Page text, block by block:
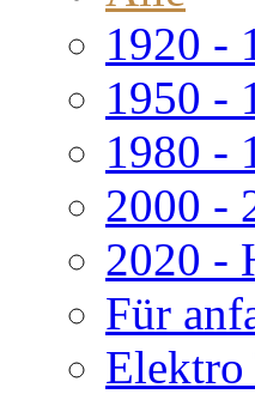
1920 -
1950 -
1980 -
2000 -
2020 -
Für
Elektro